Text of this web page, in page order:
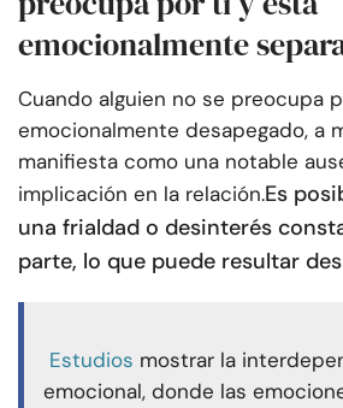
emocionalmente
Cuando alguien no se preocupa
emocionalmente desapegado, a
manifiesta como una notable
implicación en la relación.Es
una frialdad o desinterés
parte, lo que puede resultar
Estudios mostrar la
emocional, donde las